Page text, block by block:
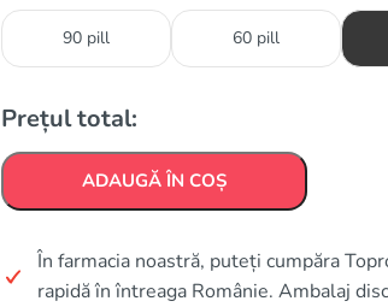
90 pill 60 pill
Prețul total:
ADAUGĂ ÎN COȘ
În farmacia noastră, puteți cumpăra
rapidă în întreaga Românie. Ambalaj